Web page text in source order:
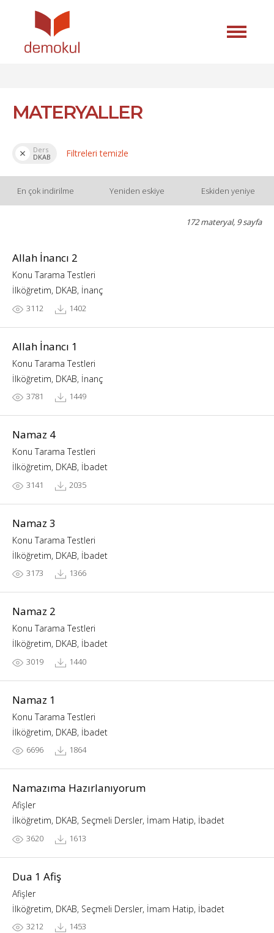
MATERYALLER
Ders
DKAB
Filtreleri temizle
En çok indirilme Yeniden eskiye Eskiden yeniye
172 materyal, 9 sayfa
Allah İnancı 2
Konu Tarama Testleri
İlköğretim, DKAB, İnanç
3112 1402
Allah İnancı 1
Konu Tarama Testleri
İlköğretim, DKAB, İnanç
3781 1449
Namaz 4
Konu Tarama Testleri
İlköğretim, DKAB, İbadet
3141 2035
Namaz 3
Konu Tarama Testleri
İlköğretim, DKAB, İbadet
3173 1366
Namaz 2
Konu Tarama Testleri
İlköğretim, DKAB, İbadet
3019 1440
Namaz 1
Konu Tarama Testleri
İlköğretim, DKAB, İbadet
6696 1864
Namazıma Hazırlanıyorum
Afişler
İlköğretim, DKAB, Seçmeli Dersler, İmam Hatip, İbadet
3620 1613
Dua 1 Afiş
Afişler
İlköğretim, DKAB, Seçmeli Dersler, İmam Hatip, İbadet
3212 1453